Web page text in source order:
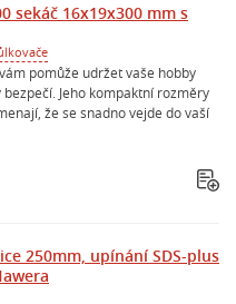
sekáč 16x19x300 mm s
pomůže udržet vaše hobby
Jeho kompaktní rozměry
že se snadno vejde do vaší
250mm, upínání SDS-plus